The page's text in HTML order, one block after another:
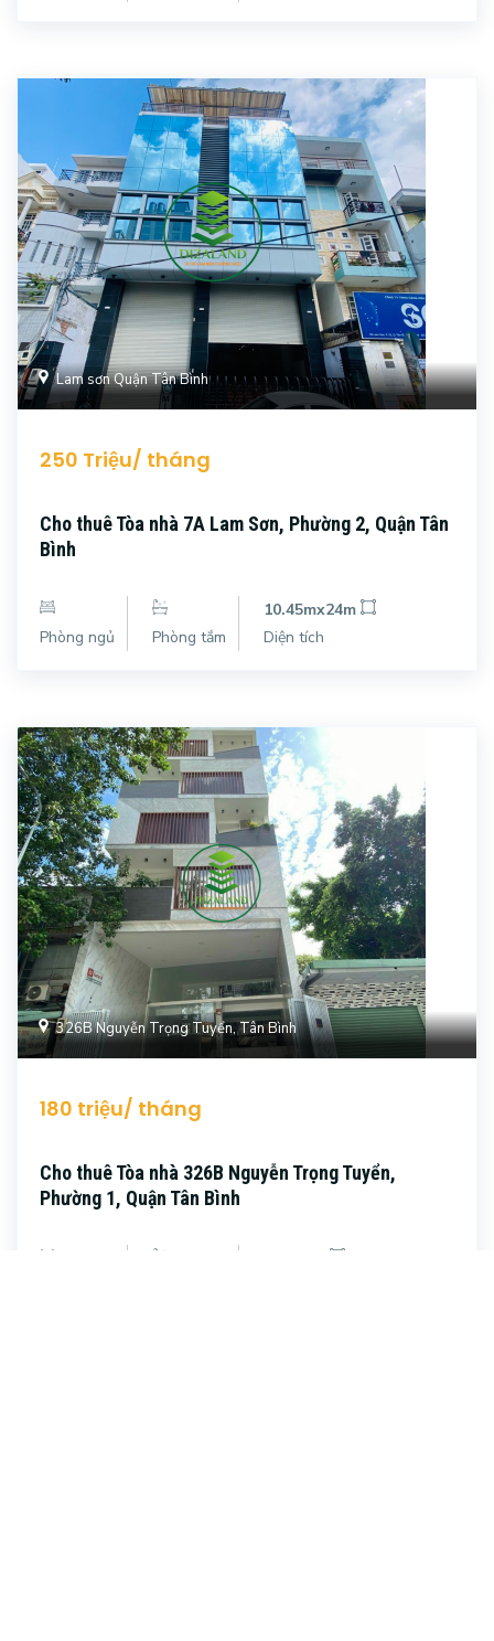
Lam sơn Quận Tân Bình
250 Triệu/ tháng
Cho thuê Tòa nhà 7A Lam Sơn, Phường 2, Quận Tân
Bình
Phòng ngủ Phòng tắm
10.45mx24m
Diện tích
326B Nguyễn Trọng Tuyển, Tân Bình
180 triệu/ tháng
Cho thuê Tòa nhà 326B Nguyễn Trọng Tuyển,
Phường 1, Quận Tân Bình